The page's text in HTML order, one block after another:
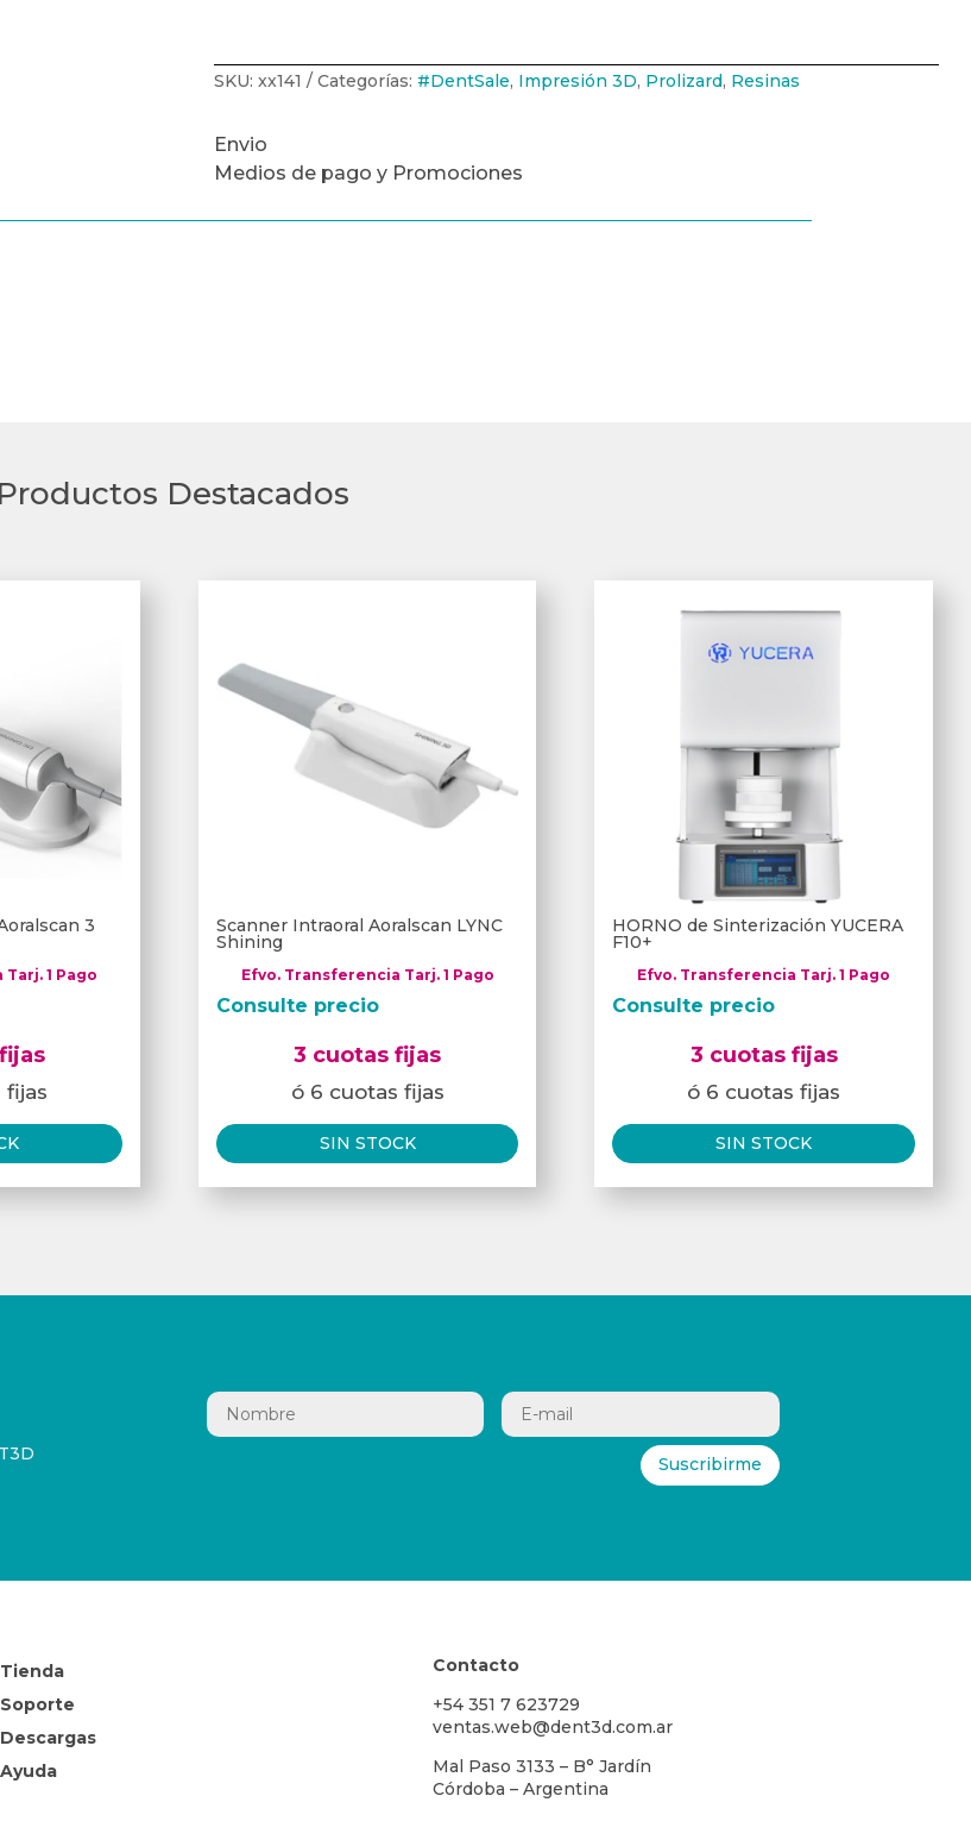
SKU:xx141 Categorías: #DentSale, Impresión 3D, Prolizard, Resinas
Envio
Medios de pago y Promociones
Productos Destacados
3
1 Pago
fijas
Scanner Intraoral Aoralscan LYNC
Shining
Efvo. Transferencia Tarj. 1 Pago
Consulte precio
3 cuotas fijas
ó 6 cuotas fijas
SIN STOCK
HORNO de Sinterización YUCERA
F10+
Efvo. Transferencia Tarj. 1 Pago
Consulte precio
3 cuotas fijas
ó 6 cuotas fijas
SIN STOCK
Suscribirme
Tienda
Soporte
Descargas
Ayuda
Contacto
+54 351 7 623729
ventas.web@dent3d.com.ar
Mal Paso 3133 – B° Jardín
Córdoba – Argentina